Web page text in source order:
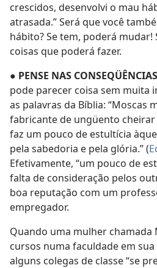
crescidos, desenvolvi o mau
atrasada.” Será que você
hábito? Se tem, poderá mudar!
coisas que poderá fazer.
● PENSE NAS
pode parecer coisa sem muita
as palavras da Bíblia: “Moscas
fabricante de ungüento cheirar
faz um pouco de estultícia
pela sabedoria e pela glória.” (
Efetivamente, “um pouco de
falta de consideração pelos
boa reputação com um
empregador.
Quando uma mulher chamada
cursos numa faculdade em
alguns colegas de classe “se